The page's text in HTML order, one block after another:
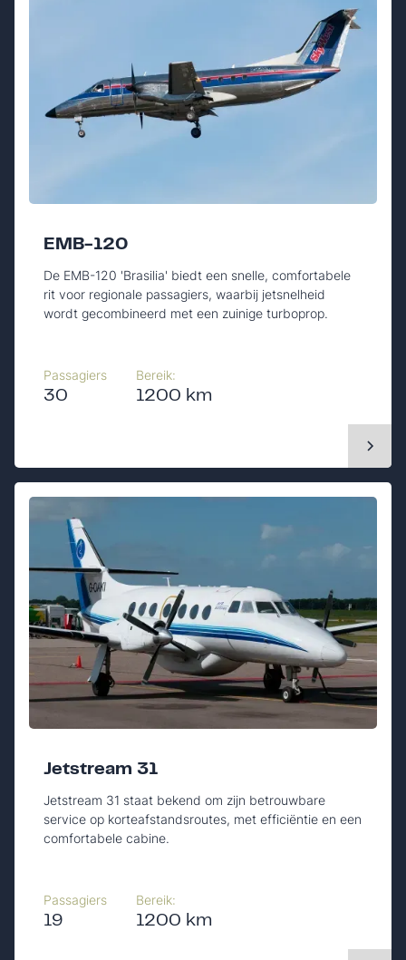
EMB-120
De EMB-120 'Brasilia' biedt een snelle, comfortabele
rit voor regionale passagiers, waarbij jetsnelheid
wordt gecombineerd met een zuinige turboprop.
Passagiers
30
Bereik:
1200 km
Jetstream 31
Jetstream 31 staat bekend om zijn betrouwbare
service op korteafstandsroutes, met efficiëntie en een
comfortabele cabine.
Passagiers
19
Bereik:
1200 km